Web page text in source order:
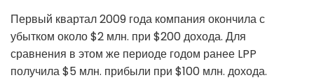
Первый квартал 2009 года компания окончила с
убытком около $2 млн. при $200 дохода. Для
сравнения в этом же периоде годом ранее LPP
получила $5 млн. прибыли при $100 млн. дохода.